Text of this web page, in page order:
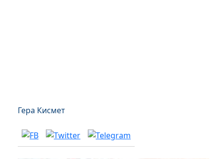
Гера Кисмет